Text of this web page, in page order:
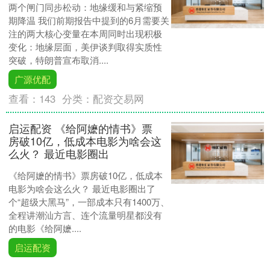
两个闸门同步松动：地缘缓和与紧缩预
期降温 我们前期报告中提到的6月需要关
注的两大核心变量在本周同时出现积极
变化：地缘层面，美伊谈判取得实质性
突破，特朗普宣布取消....
广源优配
查看： 143 分类： 配资交易网
启运配资 《给阿嬷的情书》票
房破10亿，低成本电影为啥会这
么火？ 最近电影圈出
《给阿嬷的情书》票房破10亿，低成本
电影为啥会这么火？ 最近电影圈出了
个“超级大黑马”，一部成本只有1400万、
全程讲潮汕方言、连个流量明星都没有
的电影《给阿嬷....
启运配资